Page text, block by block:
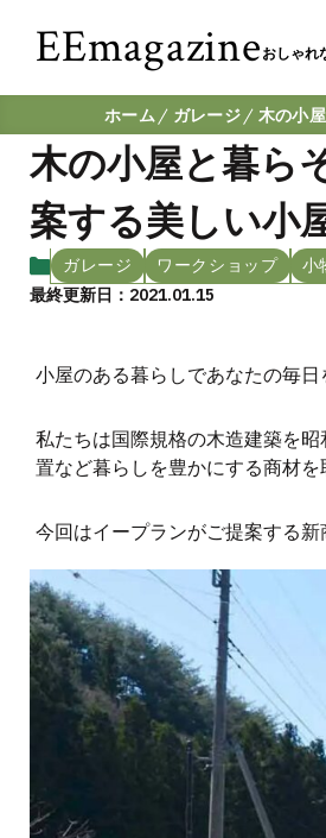
EEmagazine おしゃれ
ホーム ガレージ 木の小
木の小屋と暮ら
案する美しい小
ガレージ ワークショップ 小
最終更新日：2021.01.15
小屋のある暮らしであなたの毎日
私たちは国際規格の木造建築を
置など暮らしを豊かにする商材を
今回はイープランがご提案する